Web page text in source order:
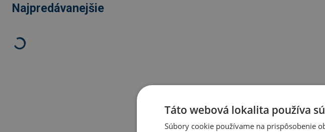
Najpredávanejšie
Táto webová lokalita používa
Súbory cookie používame na prispôsobenie